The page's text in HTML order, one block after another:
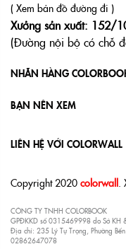
( Xem bản đồ đường đi )
Xưởng sản xuất: 152/
(Đường nội bộ có chỗ
NHÃN HÀNG
BẠN NÊN XEM
LIÊN HỆ VỚI COLORWALL
Copyright 2020 colorwall.
CÔNG TY TNHH COLORBOOK
GPĐKKD số 0315469998 do Sở
Địa chỉ: 235 Lý Tự Trọng, Phường
02862647078